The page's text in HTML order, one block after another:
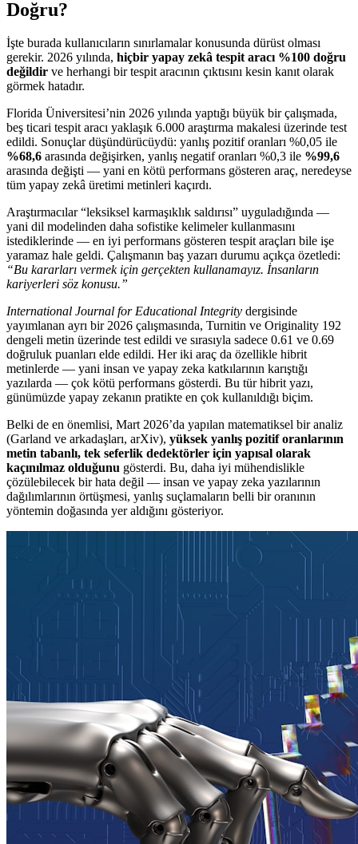
Doğru?
İşte burada kullanıcıların sınırlamalar konusunda dürüst olması
gerekir. 2026 yılında, hiçbir yapay zekâ tespit aracı %100 doğru
değildir ve herhangi bir tespit aracının çıktısını kesin kanıt olarak
görmek hatadır.
Florida Üniversitesi’nin 2026 yılında yaptığı büyük bir çalışmada,
beş ticari tespit aracı yaklaşık 6.000 araştırma makalesi üzerinde test
edildi. Sonuçlar düşündürücüydü: yanlış pozitif oranları %0,05 ile
%68,6 arasında değişirken, yanlış negatif oranları %0,3 ile %99,6
arasında değişti — yani en kötü performans gösteren araç, neredeyse
tüm yapay zekâ üretimi metinleri kaçırdı.
Araştırmacılar “leksiksel karmaşıklık saldırısı” uyguladığında —
yani dil modelinden daha sofistike kelimeler kullanmasını
istediklerinde — en iyi performans gösteren tespit araçları bile işe
yaramaz hale geldi. Çalışmanın baş yazarı durumu açıkça özetledi:
“Bu kararları vermek için gerçekten kullanamayız. İnsanların
kariyerleri söz konusu.”
International Journal for Educational Integrity dergisinde
yayımlanan ayrı bir 2026 çalışmasında, Turnitin ve Originality 192
dengeli metin üzerinde test edildi ve sırasıyla sadece 0.61 ve 0.69
doğruluk puanları elde edildi. Her iki araç da özellikle hibrit
metinlerde — yani insan ve yapay zeka katkılarının karıştığı
yazılarda — çok kötü performans gösterdi. Bu tür hibrit yazı,
günümüzde yapay zekanın pratikte en çok kullanıldığı biçim.
Belki de en önemlisi, Mart 2026’da yapılan matematiksel bir analiz
(Garland ve arkadaşları, arXiv), yüksek yanlış pozitif oranlarının
metin tabanlı, tek seferlik dedektörler için yapısal olarak
kaçınılmaz olduğunu gösterdi. Bu, daha iyi mühendislikle
çözülebilecek bir hata değil — insan ve yapay zeka yazılarının
dağılımlarının örtüşmesi, yanlış suçlamaların belli bir oranının
yöntemin doğasında yer aldığını gösteriyor.